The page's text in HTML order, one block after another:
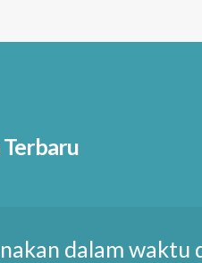
dalam waktu